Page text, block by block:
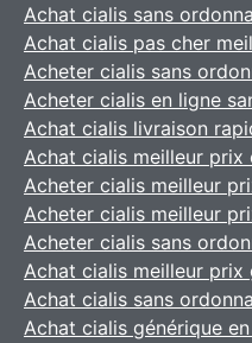
Achat cialis sans
Achat cialis pas cher
Acheter cialis sans
Acheter cialis en ligne
Achat cialis livraison
Achat cialis meilleur prix
Acheter cialis meilleur
Acheter cialis meilleur
Acheter cialis sans
Achat cialis meilleur prix
Achat cialis sans
Achat cialis générique